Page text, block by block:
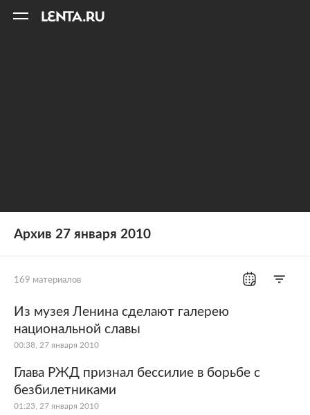
Архив 27 января 2010
169 материалов
Все рубрики Россия
Мир
Экономика Силовые структуры
Наука и техника
Из музея Ленина сделают галерею
национальной славы
00:38, 27 января 2010
Глава РЖД признал бессилие в борьбе с
безбилетниками
01:23, 27 января 2010